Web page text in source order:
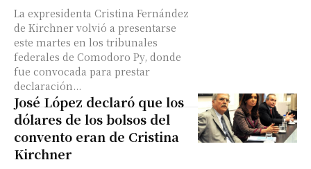
La expresidenta Cristina Fernández
de Kirchner volvió a presentarse
este martes en los tribunales
federales de Comodoro Py, donde
fue convocada para prestar
declaración...
José López declaró que los
dólares de los bolsos del
convento eran de Cristina
Kirchner